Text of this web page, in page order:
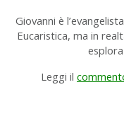
Giovanni è
Eucaristica, ma in
Leggi il